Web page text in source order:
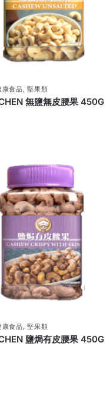
康食品,堅果類
無鹽無皮腰果 450G
康食品,堅果類
鹽焗有皮腰果 450G